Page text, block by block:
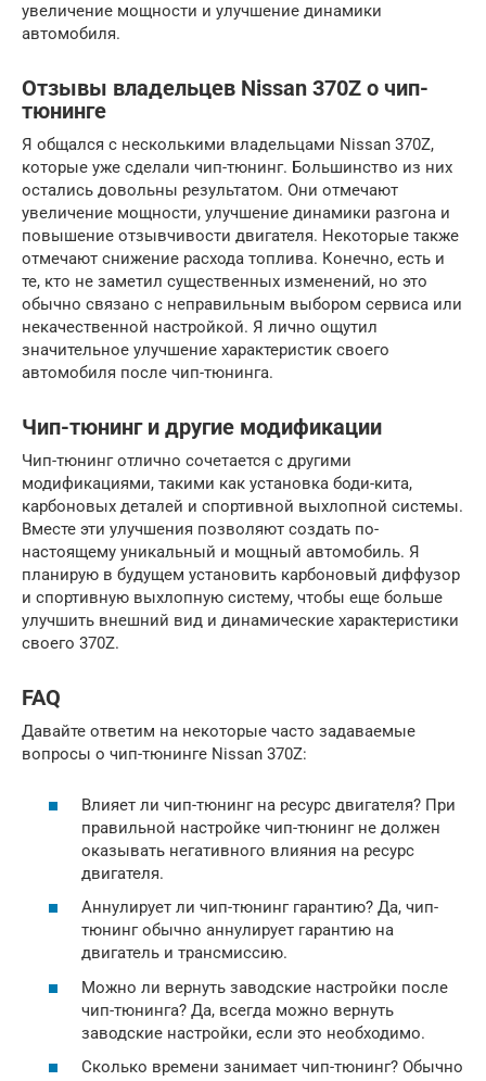
увеличение мощности и улучшение динамики
автомобиля.
Отзывы владельцев Nissan 370Z о чип-
тюнинге
Я общался с несколькими владельцами Nissan 370Z,
которые уже сделали чип-тюнинг. Большинство из них
остались довольны результатом. Они отмечают
увеличение мощности, улучшение динамики разгона и
повышение отзывчивости двигателя. Некоторые также
отмечают снижение расхода топлива. Конечно, есть и
те, кто не заметил существенных изменений, но это
обычно связано с неправильным выбором сервиса или
некачественной настройкой. Я лично ощутил
значительное улучшение характеристик своего
автомобиля после чип-тюнинга.
Чип-тюнинг и другие модификации
Чип-тюнинг отлично сочетается с другими
модификациями, такими как установка боди-кита,
карбоновых деталей и спортивной выхлопной системы.
Вместе эти улучшения позволяют создать по-
настоящему уникальный и мощный автомобиль. Я
планирую в будущем установить карбоновый диффузор
и спортивную выхлопную систему, чтобы еще больше
улучшить внешний вид и динамические характеристики
своего 370Z.
FAQ
Давайте ответим на некоторые часто задаваемые
вопросы о чип-тюнинге Nissan 370Z:
Влияет ли чип-тюнинг на ресурс двигателя? При
правильной настройке чип-тюнинг не должен
оказывать негативного влияния на ресурс
двигателя.
Аннулирует ли чип-тюнинг гарантию? Да, чип-
тюнинг обычно аннулирует гарантию на
двигатель и трансмиссию.
Можно ли вернуть заводские настройки после
чип-тюнинга? Да, всегда можно вернуть
заводские настройки, если это необходимо.
Сколько времени занимает чип-тюнинг? Обычно